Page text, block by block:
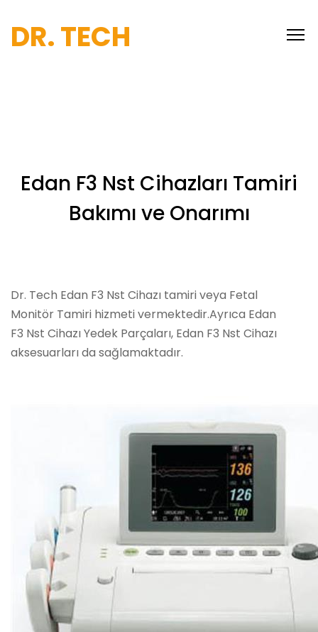
DR. TECH
Edan F3 Nst Cihazları Tamiri
Bakımı ve Onarımı
Dr. Tech Edan F3 Nst Cihazı tamiri veya Fetal
Monitör Tamiri hizmeti vermektedir.Ayrıca Edan
F3 Nst Cihazı Yedek Parçaları, Edan F3 Nst Cihazı
aksesuarları da sağlamaktadır.